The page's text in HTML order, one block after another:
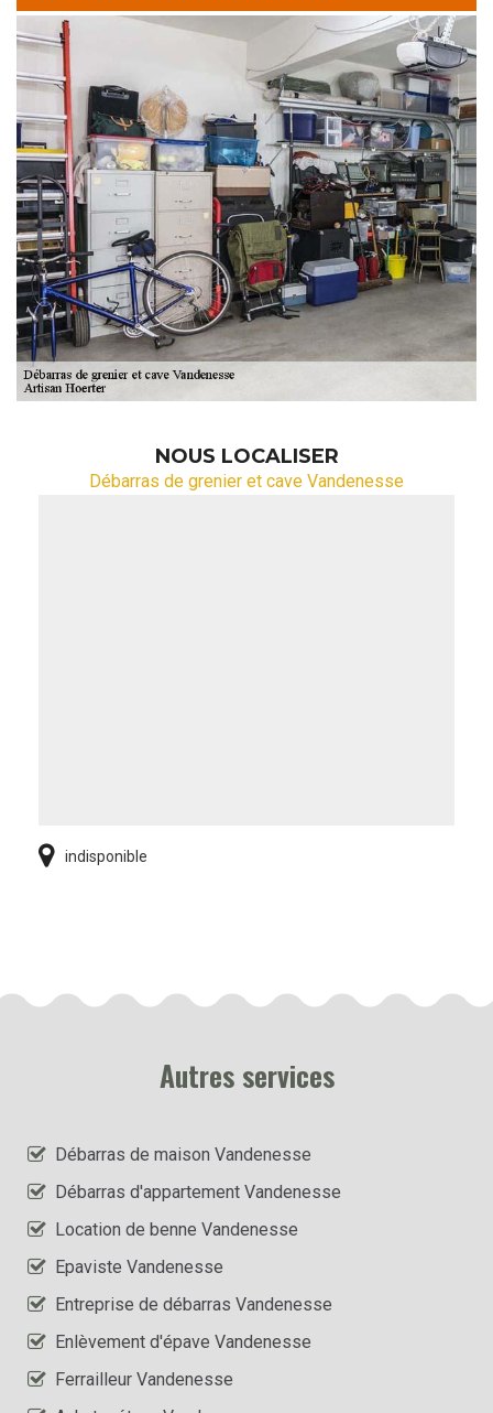
NOUS LOCALISER
Débarras de grenier et cave Vandenesse
indisponible
Autres services
Débarras de maison Vandenesse
Débarras d'appartement Vandenesse
Location de benne Vandenesse
Epaviste Vandenesse
Entreprise de débarras Vandenesse
Enlèvement d'épave Vandenesse
Ferrailleur Vandenesse